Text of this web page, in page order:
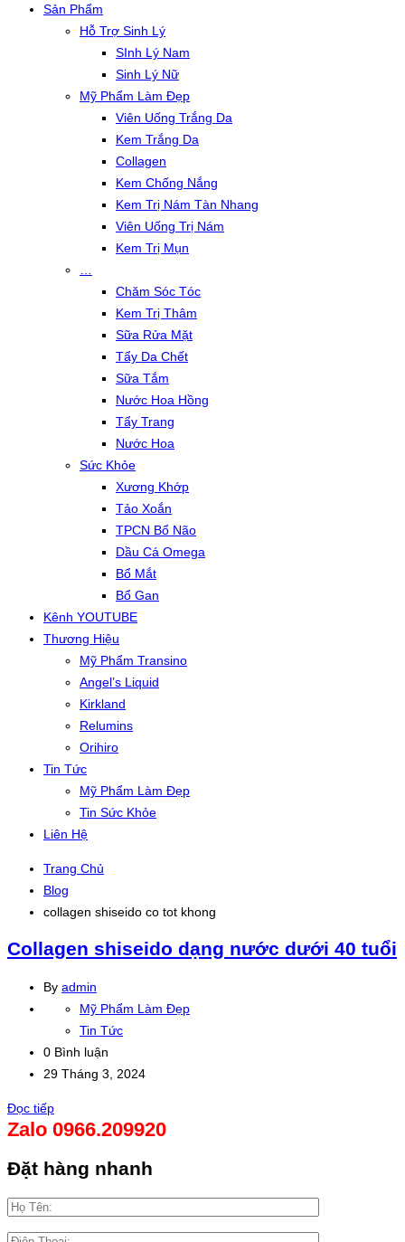
Sản Phẩm
Hỗ Trợ Sinh Lý
SInh Lý Nam
Sinh Lý Nữ
Mỹ Phẩm Làm Đẹp
Viên Uống Trắng Da
Kem Trắng Da
Collagen
Kem Chống Nắng
Kem Trị Nám Tàn Nhang
Viên Uống Trị Nám
Kem Trị Mụn
Chăm Sóc Tóc
Kem Trị Thâm
Sữa Rửa Mặt
Tẩy Da Chết
Sữa Tắm
Nước Hoa Hồng
Tẩy Trang
Nước Hoa
Sức Khỏe
Xương Khớp
Tảo Xoắn
TPCN Bổ Não
Dầu Cá Omega
Bổ Mắt
Bổ Gan
Kênh YOUTUBE
Thương Hiệu
Mỹ Phẩm Transino
Angel’s Liquid
Kirkland
Relumins
Orihiro
Tin Tức
Mỹ Phẩm Làm Đẹp
Tin Sức Khỏe
Liên Hệ
Trang Chủ
Blog
collagen shiseido co tot khong
Collagen shiseido dạng nước dưới 40 tuổi
By admin
Mỹ Phẩm Làm Đẹp
Tin Tức
0 Bình luận
29 Tháng 3, 2024
Đọc tiếp
Zalo 0966.209920
Đặt hàng nhanh